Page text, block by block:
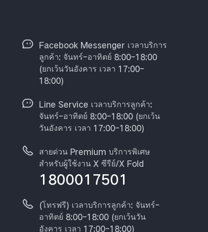
Facebook Messenger เวลาบริการ
ลูกค้า: จันทร์-อาทิตย์ 8:00-18:00
(ยกเว้นวันอังคาร เวลา 17:00-
18:00)
Line Service เวลาบริการลูกค้า:
จันทร์-อาทิตย์ 8:00-18:00 (ยกเว้น
วันอังคาร เวลา 17:00-18:00)
สายด่วน Premium บริการพิเศษ
สำหรับผู้ใช้งาน X ซีรีย์/X Fold
1800017501
(โทรฟรี) เวลาบริการลูกค้า: จันทร์-
อาทิตย์ 8:00-18:00 (ยกเว้นวัน
อังคาร เวลา 17:00-18:00)